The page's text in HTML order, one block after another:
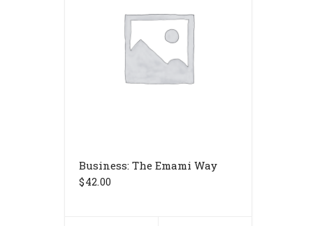
Business: The Emami Way
$42.00